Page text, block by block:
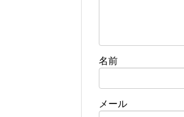
名前
メール